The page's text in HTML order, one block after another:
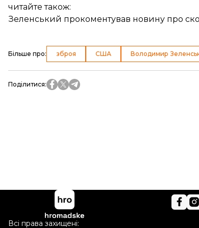
читайте також:
Зеленський прокоментував новину про
Більше про: зброя США Володимир
Поділитися:
Всі права захищені: